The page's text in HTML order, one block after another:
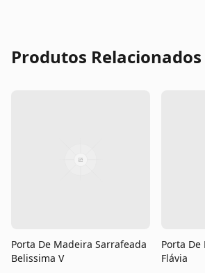
Produtos Relacionados
Porta De Madeira Sarrafeada
Belissima V
Porta
Flávia